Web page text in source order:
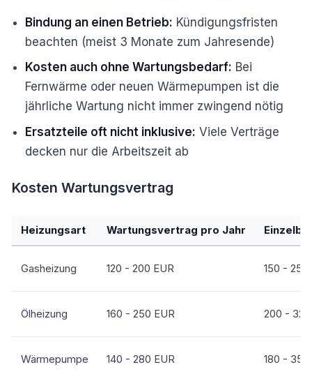
Bindung an einen Betrieb: Kündigungsfristen
beachten (meist 3 Monate zum Jahresende)
Kosten auch ohne Wartungsbedarf: Bei
Fernwärme oder neuen Wärmepumpen ist die
jährliche Wartung nicht immer zwingend nötig
Ersatzteile oft nicht inklusive: Viele Verträge
decken nur die Arbeitszeit ab
Kosten Wartungsvertrag
Heizungsart Wartungsvertrag pro Jahr
Gasheizung 120 - 200 EUR 150 - 250
Ölheizung 160 - 250 EUR 200 - 320
Wärmepumpe 140 - 280 EUR 180 - 350